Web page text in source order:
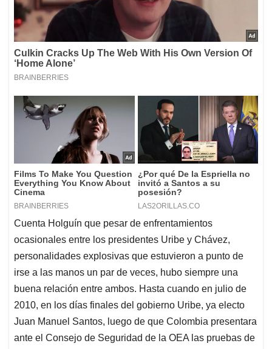
Cuenta Holguín que pesar de enfrentamientos
ocasionales entre los presidentes Uribe y Chávez,
personalidades explosivas que estuvieron a punto de
irse a las manos un par de veces, hubo siempre una
buena relación entre ambos. Hasta cuando en julio de
2010, en los días finales del gobierno Uribe, ya electo
Juan Manuel Santos, luego de que Colombia presentara
ante el Consejo de Seguridad de la OEA las pruebas de